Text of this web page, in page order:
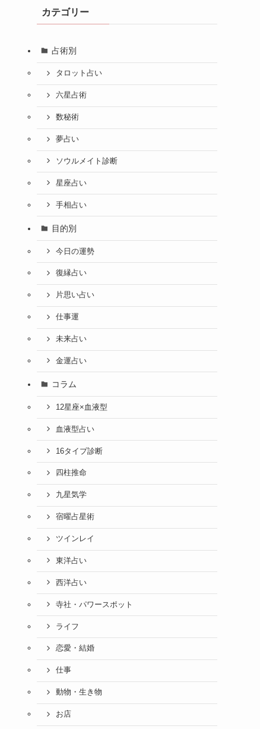
カテゴリー
占術別
タロット占い
六星占術
数秘術
夢占い
ソウルメイト診断
星座占い
手相占い
目的別
今日の運勢
復縁占い
片思い占い
仕事運
未来占い
金運占い
コラム
12星座×血液型
血液型占い
16タイプ診断
四柱推命
九星気学
宿曜占星術
ツインレイ
東洋占い
西洋占い
寺社・パワースポット
ライフ
恋愛・結婚
仕事
動物・生き物
お店